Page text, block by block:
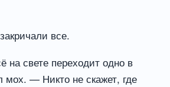
все.
свете переходит одно в
мох. — Никто не скажет, где